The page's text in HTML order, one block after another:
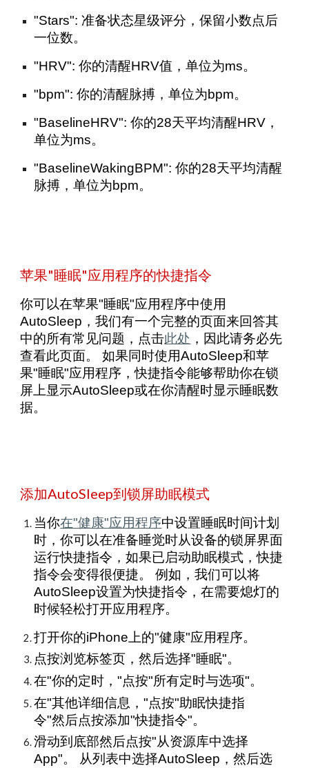
"Stars": 准备状态星级评分，保留小数点后
一位数。
"HRV": 你的清醒HRV值，单位为ms。
"bpm": 你的清醒脉搏，单位为bpm。
"BaselineHRV": 你的28天平均清醒HRV，
单位为ms。
"BaselineWakingBPM": 你的28天平均清醒
脉搏，单位为bpm。
苹果"睡眠"应用程序的快捷指令
你可以在苹果"睡眠"应用程序中使用
AutoSleep，我们有一个完整的页面来回答其
中的所有常见问题，点击此处 ，因此请务必先
查看此页面。 如果同时使用AutoSleep和苹
果"睡眠"应用程序，快捷指令能够帮助你在锁
屏上显示AutoSleep或在你清醒时显示睡眠数
据。
添加AutoSleep到锁屏助眠模式
当你在"健康"应用程序中设置睡眠时间计划
时，你可以在准备睡觉时从设备的锁屏界面
运行快捷指令，如果已启动助眠模式，快捷
指令会变得很便捷。 例如，我们可以将
AutoSleep设置为快捷指令，在需要熄灯的
时候轻松打开应用程序。
打开你的iPhone上的"健康"应用程序。
点按浏览标签页，然后选择"睡眠"。
在"你的定时，"点按"所有定时与选项"。
在"其他详细信息，"点按"助眠快捷指
令"然后点按添加"快捷指令"。
滑动到底部然后点按"从资源库中选择
App"。 从列表中选择AutoSleep，然后选